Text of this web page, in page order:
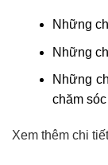
Những
Những
Những
chăm
Xem thêm chi